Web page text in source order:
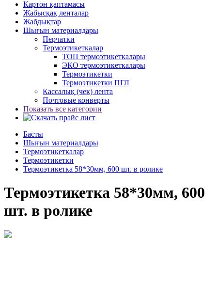
Картон қаптамасы
Жабысқақ ленталар
Жабдықтар
Шығын материалдары
Перчатки
Термоэтикеткалар
ТОП термоэтикеткалары
ЭКО термоэтикеткалары
Термоэтикетки
Термоэтикетки ПГЛ
Кассалық (чек) лента
Почтовые конверты
Показать все категории
Басты
Шығын материалдары
Термоэтикеткалар
Термоэтикетки
Термоэтикетка 58*30мм, 600 шт. в ролике
Термоэтикетка 58*30мм, 600
шт. в ролике